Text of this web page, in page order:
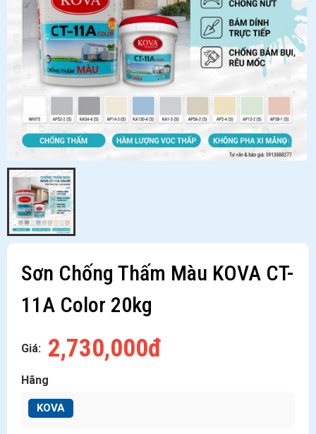
Sơn Chống Thấm Màu KOVA CT-
11A Color 20kg
Giá: 2,730,000đ
Hãng
KOVA